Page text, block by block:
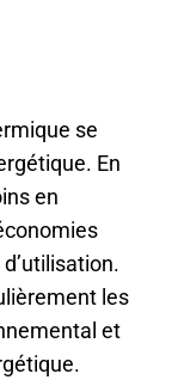
se
En
en
les
et